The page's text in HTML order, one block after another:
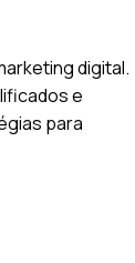
digital.
e
para